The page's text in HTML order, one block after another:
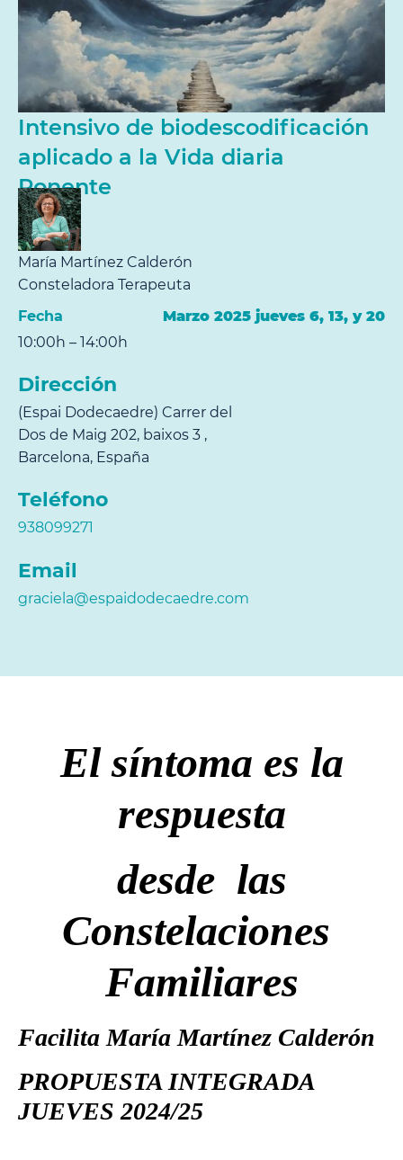
Intensivo de biodescodificación
aplicado a la Vida diaria
Ponente
María Martínez Calderón
Consteladora Terapeuta
Fecha
Marzo 2025 jueves 6, 13, y 20
10:00h – 14:00h
Dirección
(Espai Dodecaedre) Carrer del
Dos de Maig 202, baixos 3 ,
Barcelona, España
Teléfono
938099271
Email
graciela@espaidodecaedre.com
El síntoma es la
respuesta
desde las
Constelaciones
Familiares
Facilita María Martínez Calderón
PROPUESTA INTEGRADA
JUEVES 2024/25